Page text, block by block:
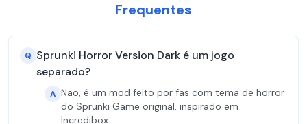
Frequentes
Q Sprunki Horror Version Dark é um jogo
separado?
A Não, é um mod feito por fãs com tema de horror
do Sprunki Game original, inspirado em
Incredibox.